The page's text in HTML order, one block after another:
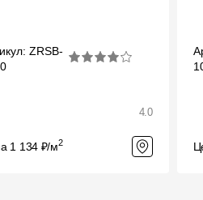
ZRSB-
4.0
1 134 ₽/м2